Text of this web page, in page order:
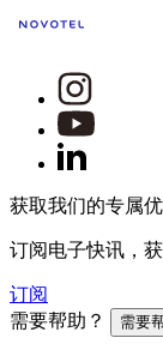
获取我们的专属
订阅电子快讯，
订阅
需要帮助？
需要